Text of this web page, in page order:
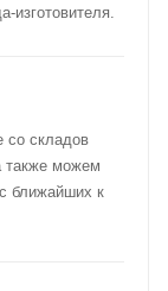
изготовителя.
со складов
также можем
ближайших к